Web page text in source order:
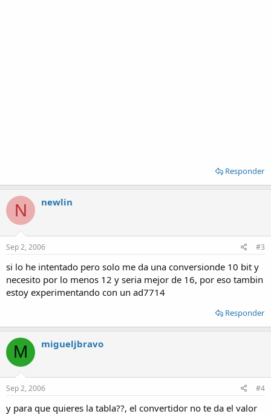
Responder
N newlin
Sep 2, 2006 #3
si lo he intentado pero solo me da una conversionde 10 bit y
necesito por lo menos 12 y seria mejor de 16, por eso tambin
estoy experimentando con un ad7714
Responder
M migueljbravo
Sep 2, 2006 #4
y para que quieres la tabla??, el convertidor no te da el valor